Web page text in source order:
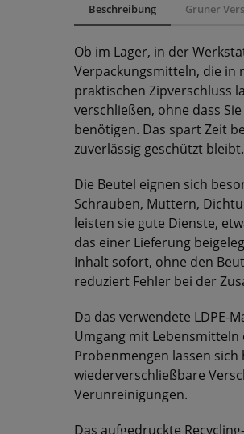
Beschreibung Grüner
Ob im Lager, in der
Verpackungsmitteln, die in
praktischen Zipverschluss
verschließen, ohne dass
benötigen. Das spart Zeit
zuverlässig geschützt bleibt.
Die Beutel eignen sich
Schrauben, Muttern,
leisten sie gute Dienste,
das einer Lieferung
Inhalt sofort, ohne den
reduziert Fehler bei der
Da das verwendete LDPE-
Umgang mit Lebensmitteln
Probenmengen lassen
wiederverschließbare
Verunreinigungen.
Das aufgedruckte